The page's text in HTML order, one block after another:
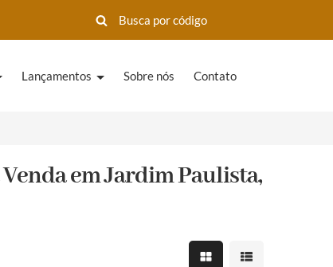
Lançamentos Sobre nós Contato
em Jardim Paulista,
Mostrar resultados em
Mostrar